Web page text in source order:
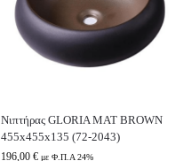
Νιπτήρας GLORIA MAT BROWN
455x455x135 (72-2043)
196,00 € με Φ.Π.Α 24%